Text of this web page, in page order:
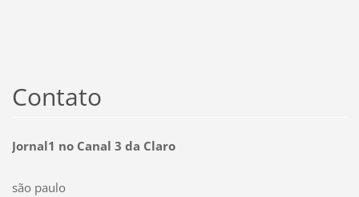
Contato
Jornal1 no Canal 3 da Claro
são paulo